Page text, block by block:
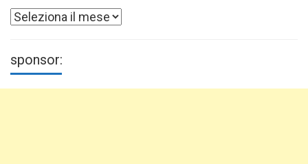
Archivi
sponsor: